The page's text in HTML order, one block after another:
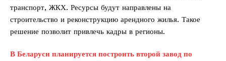
транспорт, ЖКХ. Ресурсы будут направлены на
строительство и реконструкцию арендного жилья. Такое
решение позволит привлечь кадры в регионы.
В Беларуси планируется построить второй завод по